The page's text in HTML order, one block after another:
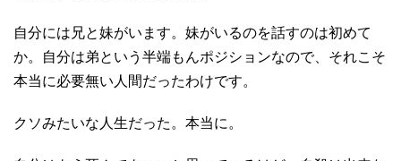
自分には兄と妹がいます。妹がいるのを話すのは初めて
か。自分は弟という半端もんポジションなので、それこそ
本当に必要無い人間だったわけです。
クソみたいな人生だった。本当に。